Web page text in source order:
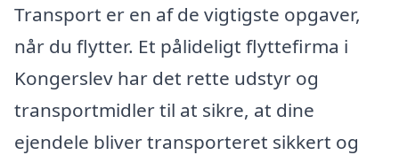
Transport er en af de vigtigste opgaver,
når du flytter. Et pålideligt flyttefirma i
Kongerslev har det rette udstyr og
transportmidler til at sikre, at dine
ejendele bliver transporteret sikkert og